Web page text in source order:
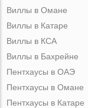
Виллы в Омане
Виллы в Катаре
Виллы в КСА
Виллы в Бахрейне
Пентхаусы в ОАЭ
Пентхаусы в Омане
Пентхаусы в Катаре